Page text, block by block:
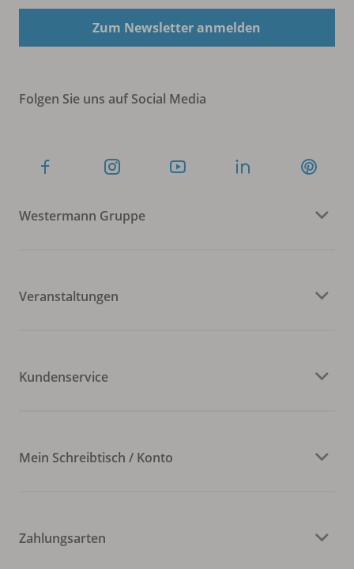
Zum Newsletter anmelden
Folgen Sie uns auf Social Media
Westermann Gruppe
Veranstaltungen
Kundenservice
Mein Schreibtisch / Konto
Zahlungsarten